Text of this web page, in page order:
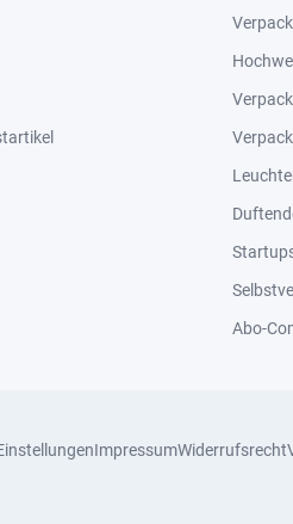
Abo-
ImpressumWiderrufsrecht